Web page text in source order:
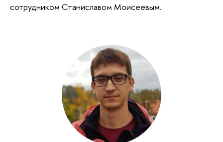
сотрудником Станиславом Моисеевым.